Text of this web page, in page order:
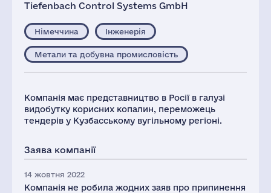
Tiefenbach Control Systems GmbH
Німеччина Інженерія
Метали та добувна промисловість
Компанія має представництво в Росії в галузі
видобутку корисних копалин, переможець
тендерів у Кузбасському вугільному регіоні.
Заява компанії
14 жовтня 2022
Компанія не робила жодних заяв про припинення